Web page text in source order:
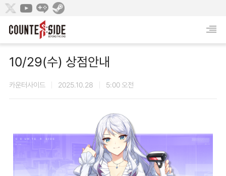
10/29(수) 상점안내
카운터사이드 2025.10.28 5:00 오전